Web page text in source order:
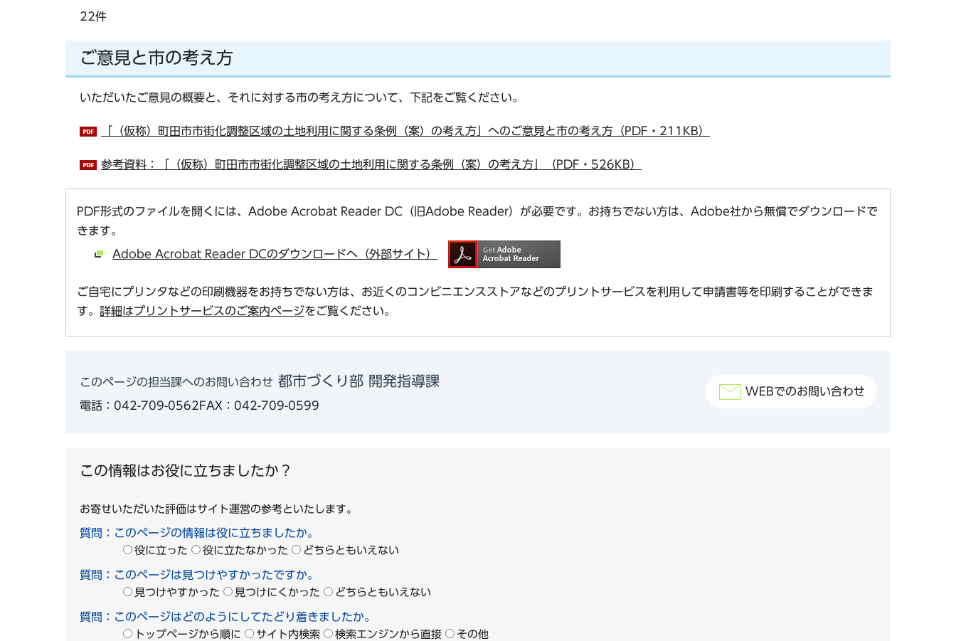
22件
ご意見と市の考え方
いただいたご意見の概要と、それに対する市の考え方について、下記をご覧ください。
「（仮称）町田市市街化調整区域の土地利用に関する条例（案）の考え方」へのご意見と市の考え方（PDF・211KB）
参考資料：「（仮称）町田市市街化調整区域の土地利用に関する条例（案）の考え方」（PDF・526KB）
PDF形式のファイルを開くには、Adobe Acrobat Reader DC（旧Adobe Reader）が必要です。お持ちでない方は、Adobe社から無償でダウンロードで
きます。
Adobe Acrobat Reader DCのダウンロードへ（外部サイト）
ご自宅にプリンタなどの印刷機器をお持ちでない方は、お近くのコンビニエンスストアなどのプリントサービスを利用して申請書等を印刷することができま
す。 詳細はプリントサービスのご案内ページをご覧ください。
このページの担当課へのお問い合わせ 都市づくり部 開発指導課
電話：042-709-0562FAX：042-709-0599
WEBでのお問い合わせ
この情報はお役に立ちましたか？
お寄せいただいた評価はサイト運営の参考といたします。
質問：このページの情報は役に立ちましたか。
役に立った 役に立たなかった どちらともいえない
質問：このページは見つけやすかったですか。
見つけやすかった 見つけにくかった どちらともいえない
質問：このページはどのようにしてたどり着きましたか。
トップページから順に サイト内検索 検索エンジンから直接 その他